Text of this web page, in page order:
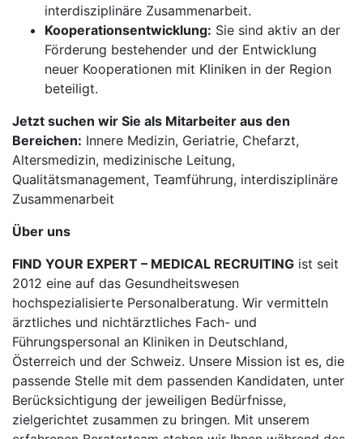
interdisziplinäre Zusammenarbeit.
Kooperationsentwicklung: Sie sind aktiv an der
Förderung bestehender und der Entwicklung
neuer Kooperationen mit Kliniken in der Region
beteiligt.
Jetzt suchen wir Sie als Mitarbeiter aus den
Bereichen: Innere Medizin, Geriatrie, Chefarzt,
Altersmedizin, medizinische Leitung,
Qualitätsmanagement, Teamführung, interdisziplinäre
Zusammenarbeit
Über uns
FIND YOUR EXPERT – MEDICAL RECRUITING ist seit
2012 eine auf das Gesundheitswesen
hochspezialisierte Personalberatung. Wir vermitteln
ärztliches und nichtärztliches Fach- und
Führungspersonal an Kliniken in Deutschland,
Österreich und der Schweiz. Unsere Mission ist es, die
passende Stelle mit dem passenden Kandidaten, unter
Berücksichtigung der jeweiligen Bedürfnisse,
zielgerichtet zusammen zu bringen. Mit unserem